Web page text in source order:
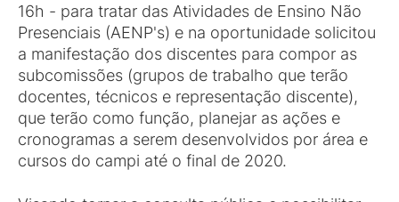
16h - para tratar das Atividades de Ensino Não
Presenciais (AENP's) e na oportunidade solicitou
a manifestação dos discentes para compor as
subcomissões (grupos de trabalho que terão
docentes, técnicos e representação discente),
que terão como função, planejar as ações e
cronogramas a serem desenvolvidos por área e
cursos do campi até o final de 2020.